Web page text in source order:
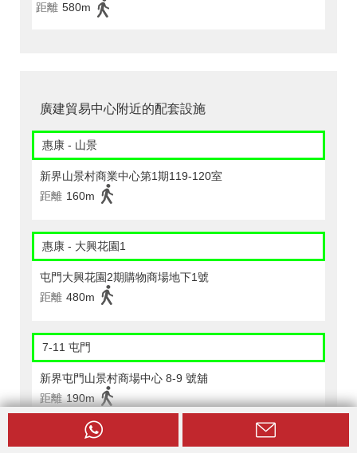
距離 580m
廣建貿易中心附近的配套設施
惠康 - 山景
新界山景村商業中心第1期119-120室
距離 160m
惠康 - 大興花園1
屯門大興花園2期購物商場地下1號
距離 480m
7-11 屯門
新界屯門山景村商場中心 8-9 號舖
距離 190m
CircleK - 屯門 (50)